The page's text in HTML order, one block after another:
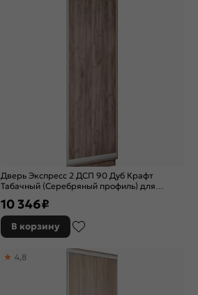
Дверь Экспресс 2 ДСП 90 Дуб Крафт
Табачный (Серебряный профиль) для
10 346₽
В корзину
4,8